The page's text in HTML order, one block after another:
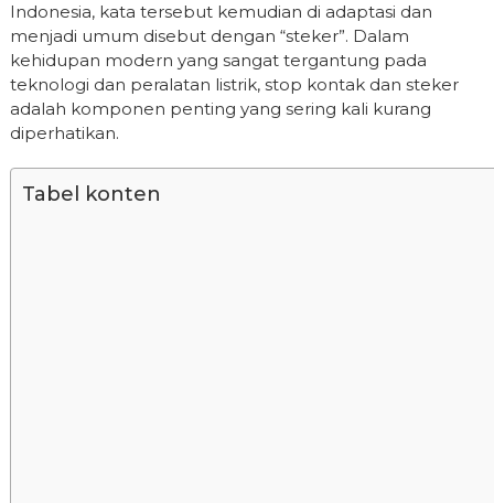
Indonesia, kata tersebut kemudian di adaptasi dan
menjadi umum disebut dengan “steker”. Dalam
kehidupan modern yang sangat tergantung pada
teknologi dan peralatan listrik, stop kontak dan steker
adalah komponen penting yang sering kali kurang
diperhatikan.
Tabel konten